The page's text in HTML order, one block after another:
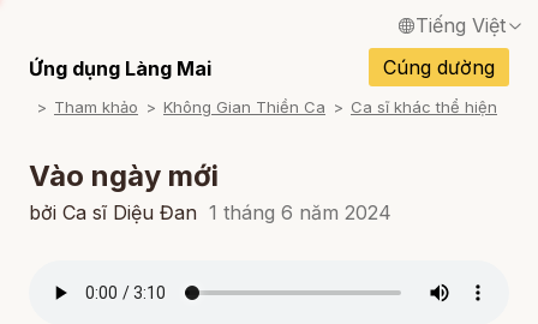
Tiếng Việt
English / Tiếng Anh
Français / Tiếng Pháp
Deutsch / Tiếng Đức
Português / Tiếng Bồ Đào Nha
Ứng dụng Làng Mai Cúng dường
Tham khảo Không Gian Thiền Ca Ca sĩ khác thể hiện
Vào ngày mới
bởi Ca sĩ Diệu Đan 1 tháng 6 năm 2024